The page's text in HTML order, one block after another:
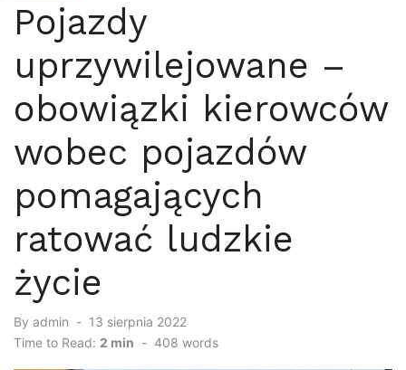
Pojazdy
uprzywilejowane –
obowiązki kierowców
wobec pojazdów
pomagających
ratować ludzkie
życie
By admin
Posted
on
13 sierpnia 2022
Time to Read: 2 min - 408 words